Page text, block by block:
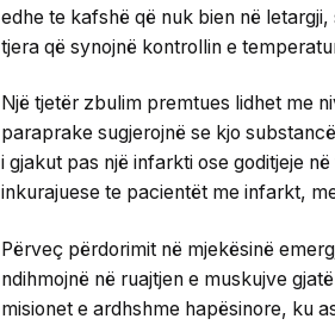
edhe te kafshë që nuk bien në
tjera që synojnë kontrollin e
Një tjetër zbulim premtues lidhet me
paraprake sugjerojnë se kjo
i gjakut pas një infarkti ose goditjeje
inkurajuese te pacientët me infarkt,
Përveç përdorimit në mjekësinë
ndihmojnë në ruajtjen e muskujve
misionet e ardhshme hapësinore, ku